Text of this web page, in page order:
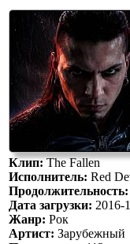
Клип:The Fallen
Исполнитель: Red
Продолжительность:
Дата загрузки: 2016-
Жанр: Рок
Артист: Зарубежный